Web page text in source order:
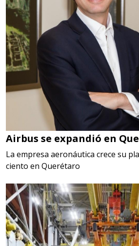
Airbus se expandió en
La empresa aeronáutica crece su
ciento en Querétaro